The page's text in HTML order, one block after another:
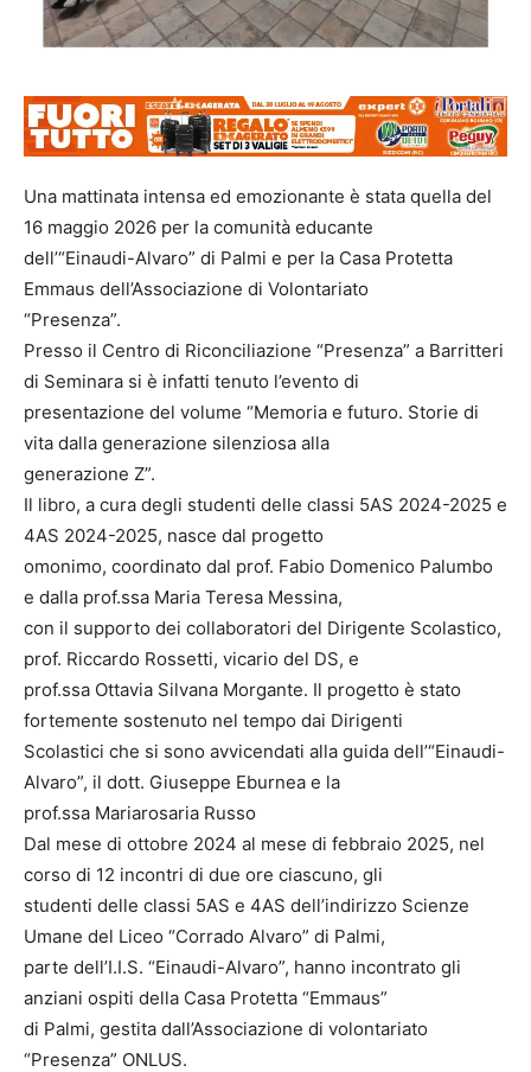
Una mattinata intensa ed emozionante è stata quella del
16 maggio 2026 per la comunità educante
dell’“Einaudi-Alvaro” di Palmi e per la Casa Protetta
Emmaus dell’Associazione di Volontariato
“Presenza”.
Presso il Centro di Riconciliazione “Presenza” a Barritteri
di Seminara si è infatti tenuto l’evento di
presentazione del volume “Memoria e futuro. Storie di
vita dalla generazione silenziosa alla
generazione Z”.
Il libro, a cura degli studenti delle classi 5AS 2024-2025 e
4AS 2024-2025, nasce dal progetto
omonimo, coordinato dal prof. Fabio Domenico Palumbo
e dalla prof.ssa Maria Teresa Messina,
con il supporto dei collaboratori del Dirigente Scolastico,
prof. Riccardo Rossetti, vicario del DS, e
prof.ssa Ottavia Silvana Morgante. Il progetto è stato
fortemente sostenuto nel tempo dai Dirigenti
Scolastici che si sono avvicendati alla guida dell’“Einaudi-
Alvaro”, il dott. Giuseppe Eburnea e la
prof.ssa Mariarosaria Russo
Dal mese di ottobre 2024 al mese di febbraio 2025, nel
corso di 12 incontri di due ore ciascuno, gli
studenti delle classi 5AS e 4AS dell’indirizzo Scienze
Umane del Liceo “Corrado Alvaro” di Palmi,
parte dell’I.I.S. “Einaudi-Alvaro”, hanno incontrato gli
anziani ospiti della Casa Protetta “Emmaus”
di Palmi, gestita dall’Associazione di volontariato
“Presenza” ONLUS.